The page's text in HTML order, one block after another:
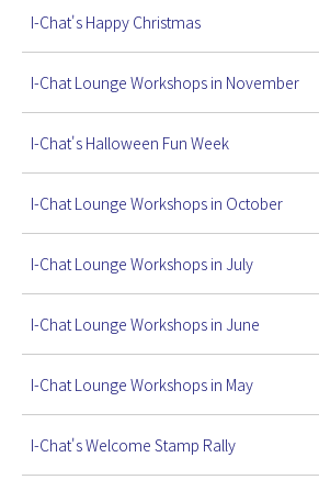
I-Chat's Happy Christmas
I-Chat Lounge Workshops in November
I-Chat's Halloween Fun Week
I-Chat Lounge Workshops in October
I-Chat Lounge Workshops in July
I-Chat Lounge Workshops in June
I-Chat Lounge Workshops in May
I-Chat's Welcome Stamp Rally